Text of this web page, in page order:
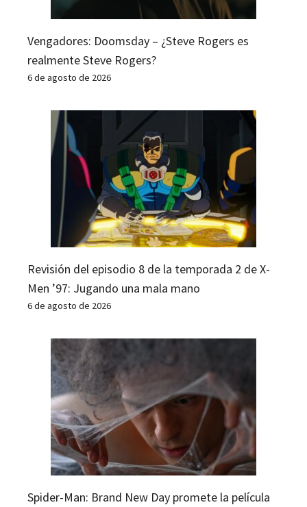
Vengadores: Doomsday – ¿Steve Rogers es
realmente Steve Rogers?
6 de agosto de 2026
Revisión del episodio 8 de la temporada 2 de X-
Men ’97: Jugando una mala mano
6 de agosto de 2026
Spider-Man: Brand New Day promete la película